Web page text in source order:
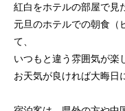
紅白をホテルの部屋で見
元旦のホテルでの朝食（
て、
いつもと違う雰囲気が楽
お天気が良ければ大晦日